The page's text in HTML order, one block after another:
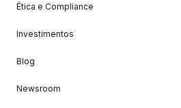
Ética e Compliance
Investimentos
Blog
Newsroom